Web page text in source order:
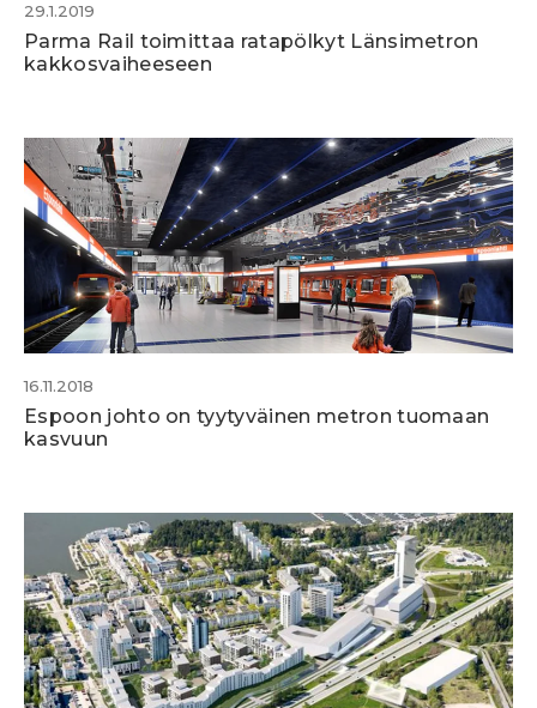
29.1.2019
Parma Rail toimittaa ratapölkyt Länsimetron
kakkosvaiheeseen
16.11.2018
Espoon johto on tyytyväinen metron tuomaan
kasvuun